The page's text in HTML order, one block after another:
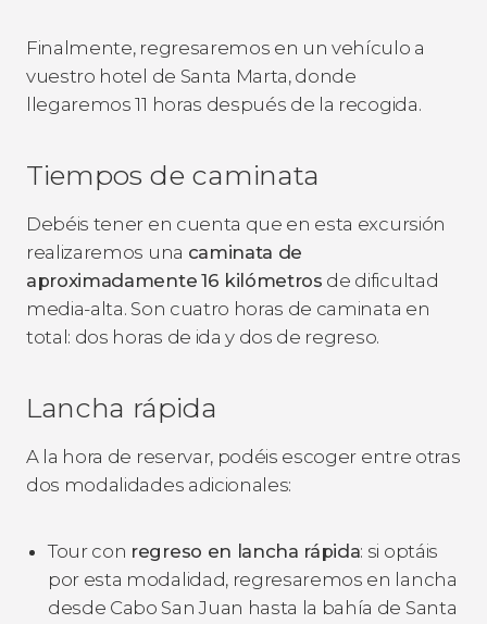
Finalmente, regresaremos en un vehículo a
vuestro hotel de Santa Marta, donde
llegaremos 11 horas después de la recogida.
Tiempos de caminata
Debéis tener en cuenta que en esta excursión
realizaremos una caminata de
aproximadamente 16 kilómetros de dificultad
media-alta. Son cuatro horas de caminata en
total: dos horas de ida y dos de regreso.
Lancha rápida
A la hora de reservar, podéis escoger entre otras
dos modalidades adicionales:
Tour con regreso en lancha rápida: si optáis
por esta modalidad, regresaremos en lancha
desde Cabo San Juan hasta la bahía de Santa